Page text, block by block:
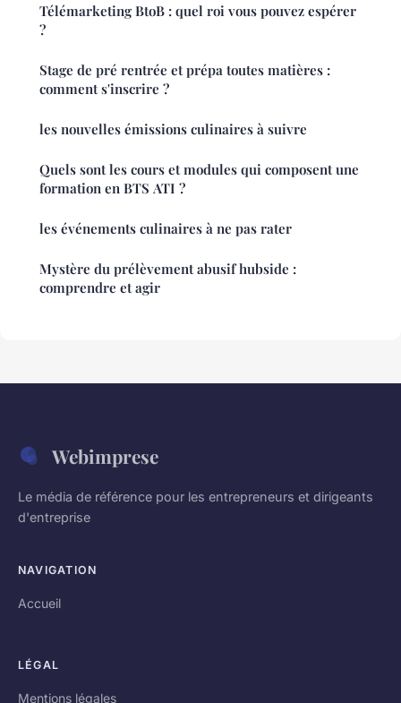
Télémarketing BtoB : quel roi vous pouvez espérer
?
Stage de pré rentrée et prépa toutes matières :
comment s'inscrire ?
les nouvelles émissions culinaires à suivre
Quels sont les cours et modules qui composent une
formation en BTS ATI ?
les événements culinaires à ne pas rater
Mystère du prélèvement abusif hubside :
comprendre et agir
Webimprese
Le média de référence pour les entrepreneurs et dirigeants
d'entreprise
NAVIGATION
Accueil
LÉGAL
Mentions légales